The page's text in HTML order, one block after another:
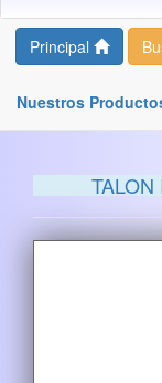
Principal
Nuestros